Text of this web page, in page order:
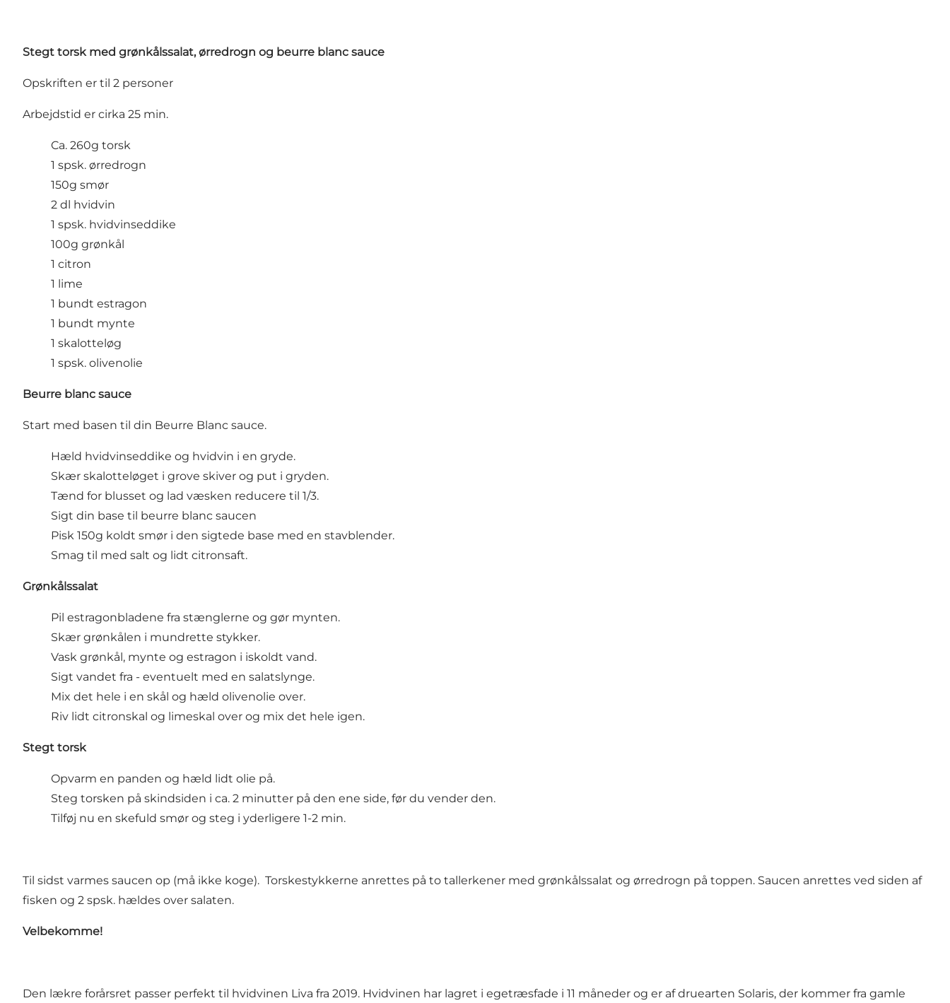
Stegt torsk med grønkålssalat, ørredrogn og beurre blanc sauce
Opskriften er til 2 personer
Arbejdstid er cirka 25 min.
Ca. 260g torsk
1 spsk. ørredrogn
150g smør
2 dl hvidvin
1 spsk. hvidvinseddike
100g grønkål
1 citron
1 lime
1 bundt estragon
1 bundt mynte
1 skalotteløg
1 spsk. olivenolie
Beurre blanc sauce
Start med basen til din Beurre Blanc sauce.
Hæld hvidvinseddike og hvidvin i en gryde.
Skær skalotteløget i grove skiver og put i gryden.
Tænd for blusset og lad væsken reducere til 1/3.
Sigt din base til beurre blanc saucen
Pisk 150g koldt smør i den sigtede base med en stavblender.
Smag til med salt og lidt citronsaft.
Grønkålssalat
Pil estragonbladene fra stænglerne og gør mynten.
Skær grønkålen i mundrette stykker.
Vask grønkål, mynte og estragon i iskoldt vand.
Sigt vandet fra - eventuelt med en salatslynge.
Mix det hele i en skål og hæld olivenolie over.
Riv lidt citronskal og limeskal over og mix det hele igen.
Stegt torsk
Opvarm en panden og hæld lidt olie på.
Steg torsken på skindsiden i ca. 2 minutter på den ene side, før du vender den.
Tilføj nu en skefuld smør og steg i yderligere 1-2 min.
Til sidst varmes saucen op (må ikke koge). Torskestykkerne anrettes på to tallerkener med grønkålssalat og ørredrogn på toppen. Saucen anrettes ved siden af
fisken og 2 spsk. hældes over salaten.
Velbekomme!
Den lækre forårsret passer perfekt til hvidvinen Liva fra 2019. Hvidvinen har lagret i egetræsfade i 11 måneder og er af druearten Solaris, der kommer fra gamle